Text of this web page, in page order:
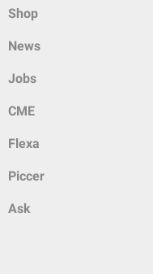
Shop
News
Jobs
CME
Flexa
Piccer
Ask